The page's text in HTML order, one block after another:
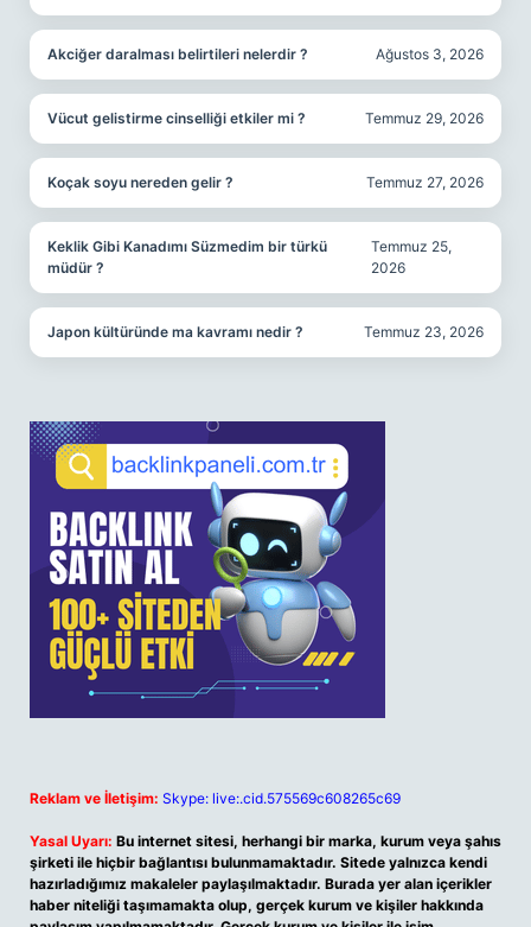
Akciğer daralması belirtileri nelerdir ? Ağustos 3, 2026
Vücut gelistirme cinselliği etkiler mi ? Temmuz 29, 2026
Koçak soyu nereden gelir ? Temmuz 27, 2026
Keklik Gibi Kanadımı Süzmedim bir türkü
müdür ?
Temmuz 25,
2026
Japon kültüründe ma kavramı nedir ? Temmuz 23, 2026
Reklam ve İletişim: Skype: live:.cid.575569c608265c69
Yasal Uyarı: Bu internet sitesi, herhangi bir marka, kurum veya şahıs
şirketi ile hiçbir bağlantısı bulunmamaktadır. Sitede yalnızca kendi
hazırladığımız makaleler paylaşılmaktadır. Burada yer alan içerikler
haber niteliği taşımamakta olup, gerçek kurum ve kişiler hakkında